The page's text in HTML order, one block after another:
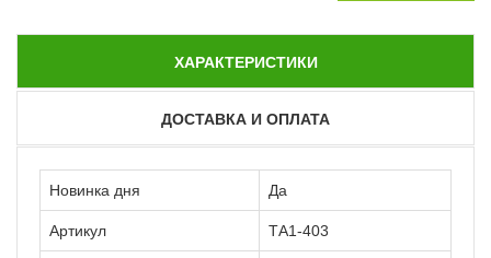
ХАРАКТЕРИСТИКИ
ДОСТАВКА И ОПЛАТА
Новинка дня Да
Артикул ТА1-403